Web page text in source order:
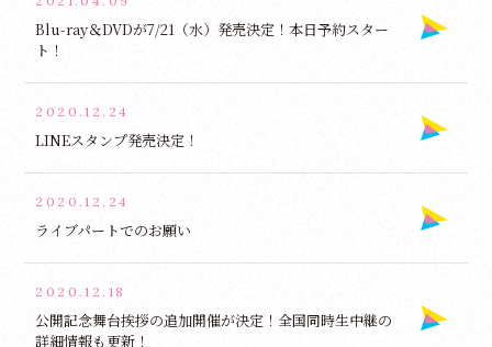
Blu-ray＆DVDが7/21（水）発売決定！本日予約スター
ト！
2020.12.24
LINEスタンプ発売決定！
2020.12.24
ライブパートでのお願い
2020.12.18
公開記念舞台挨拶の追加開催が決定！全国同時生中継の
詳細情報も更新！